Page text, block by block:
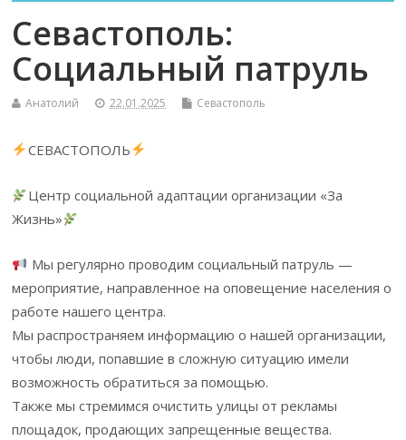
Севастополь:
Социальный патруль
Анатолий 22.01.2025 Севастополь
СЕВАСТОПОЛЬ
Центр социальной адаптации организации «За
Жизнь»
Мы регулярно проводим социальный патруль —
мероприятие, направленное на оповещение населения о
работе нашего центра.
Мы распространяем информацию о нашей организации,
чтобы люди, попавшие в сложную ситуацию имели
возможность обратиться за помощью.
Также мы стремимся очистить улицы от рекламы
площадок, продающих запрещенные вещества.